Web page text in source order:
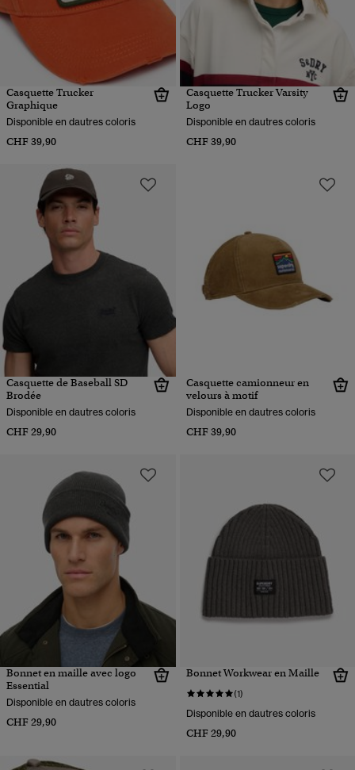
Casquette Trucker
Graphique
Disponible en dautres coloris
CHF 39,90
Casquette Trucker Varsity
Logo
Disponible en dautres coloris
CHF 39,90
Casquette de Baseball SD
Brodée
Disponible en dautres coloris
CHF 29,90
Casquette camionneur en
velours à motif
Disponible en dautres coloris
CHF 39,90
Bonnet en maille avec logo
Essential
Disponible en dautres coloris
CHF 29,90
Bonnet Workwear en Maille
(1)
Disponible en dautres coloris
CHF 29,90